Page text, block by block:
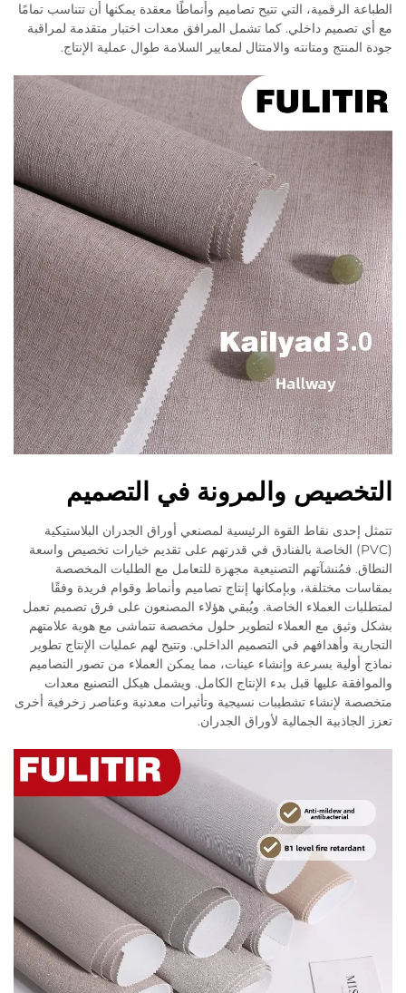
الطباعة الرقمية، التي تتيح تصاميم وأنماطًا معقدة يمكنها أن تتناسب تمامًا
مع أي تصميم داخلي. كما تشمل المرافق معدات اختبار متقدمة لمراقبة
جودة المنتج ومتانته والامتثال لمعايير السلامة طوال عملية الإنتاج.
التخصيص والمرونة في التصميم
تتمثل إحدى نقاط القوة الرئيسية لمصنعي أوراق الجدران البلاستيكية
(PVC) الخاصة بالفنادق في قدرتهم على تقديم خيارات تخصيص واسعة
النطاق. فمُنشآتهم التصنيعية مجهزة للتعامل مع الطلبات المخصصة
بمقاسات مختلفة، وبإمكانها إنتاج تصاميم وأنماط وقوام فريدة وفقًا
لمتطلبات العملاء الخاصة. ويُبقي هؤلاء المصنعون على فرق تصميم تعمل
بشكل وثيق مع العملاء لتطوير حلول مخصصة تتماشى مع هوية علامتهم
التجارية وأهدافهم في التصميم الداخلي. وتتيح لهم عمليات الإنتاج تطوير
نماذج أولية بسرعة وإنشاء عينات، مما يمكن العملاء من تصور التصاميم
والموافقة عليها قبل بدء الإنتاج الكامل. ويشمل هيكل التصنيع معدات
متخصصة لإنشاء تشطيبات نسيجية وتأثيرات معدنية وعناصر زخرفية أخرى
تعزز الجاذبية الجمالية لأوراق الجدران.